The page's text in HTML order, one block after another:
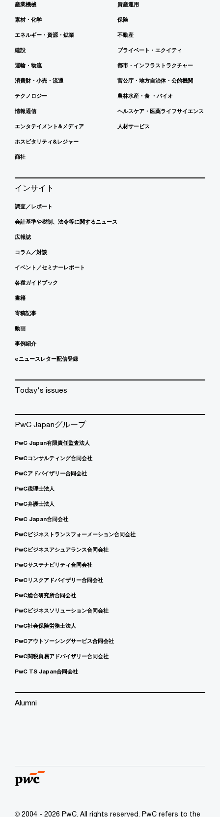
産業機械
素材・化学
エネルギー・資源・鉱業
建設
運輸・物流
消費財・小売・流通
テクノロジー
情報通信
エンタテイメント&メディア
ホスピタリティ&レジャー
商社
資産運用
保険
不動産
プライベート・エクイティ
都市・インフラストラクチャー
官公庁・地方自治体・公的機関
農林水産・食 ・バイオ
ヘルスケア・医薬ライフサイエンス
人材サービス
インサイト
調査／レポート
会計基準や税制、法令等に関するニュース
広報誌
コラム／対談
イベント／セミナーレポート
各種ガイドブック
書籍
寄稿記事
動画
事例紹介
eニュースレター配信登録
Today's issues
PwC Japanグループ
PwC Japan有限責任監査法人
PwCコンサルティング合同会社
PwCアドバイザリー合同会社
PwC税理士法人
PwC弁護士法人
PwC Japan合同会社
PwCビジネストランスフォーメーション合同会社
PwCビジネスアシュアランス合同会社
PwCサステナビリティ合同会社
PwCリスクアドバイザリー合同会社
PwC総合研究所合同会社
PwCビジネスソリューション合同会社
PwC社会保険労務士法人
PwCアウトソーシングサービス合同会社
PwC関税貿易アドバイザリー合同会社
PwC TS Japan合同会社
Alumni
© 2004 - 2026 PwC. All rights reserved. PwC refers to the